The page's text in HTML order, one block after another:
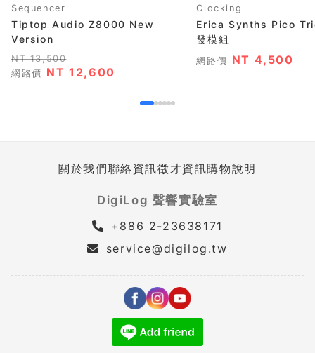
Sequencer
Tiptop Audio Z8000 New
Version
NT 13,500
網路價 NT 12,600
Clocking
Erica Synths Pico
發模組
網路價 NT 4,500
關於我們聯絡資訊徵才資訊購物說明
DigiLog 聲響實驗室
+886 2-23638171
service@digilog.tw